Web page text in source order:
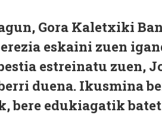
Gora Kaletxiki
eskaini zuen
estreinatu zuen,
duena. Ikusmina
bere edukiagatik